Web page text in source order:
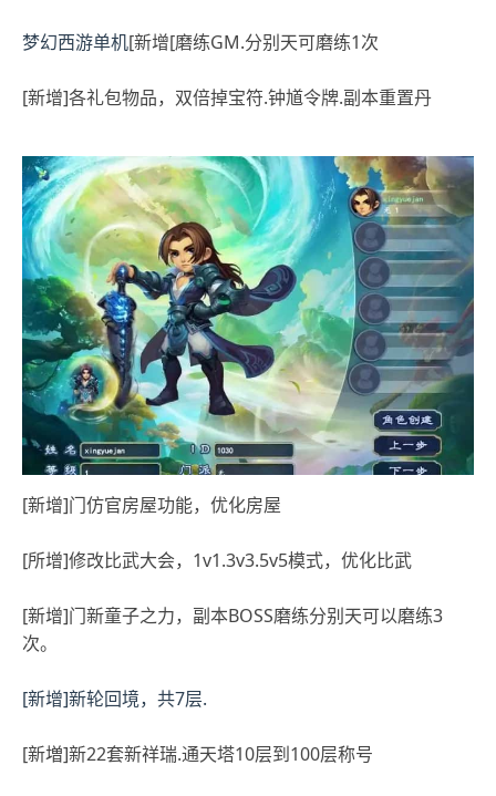
梦幻西游单机[新增[磨练GM.分别天可磨练1次
[新增]各礼包物品，双倍掉宝符.钟馗令牌.副本重置丹
[新增]门仿官房屋功能，优化房屋
[所增]修改比武大会，1v1.3v3.5v5模式，优化比武
[新增]门新童子之力，副本BOSS磨练分别天可以磨练3
次。
[新增]新轮回境，共7层.
[新増]新22套新祥瑞.通天塔10层到100层称号